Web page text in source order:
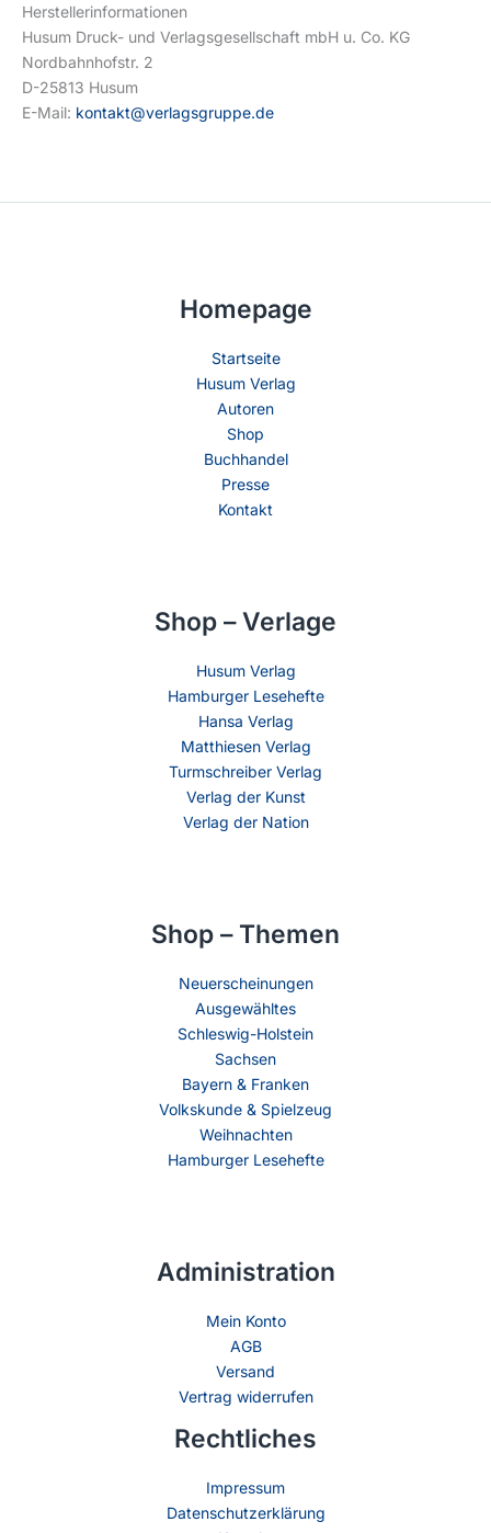
Herstellerinformationen
Husum Druck- und Verlagsgesellschaft mbH u. Co. KG
Nordbahnhofstr. 2
D-25813 Husum
E-Mail: kontakt@verlagsgruppe.de
Homepage
Startseite
Husum Verlag
Autoren
Shop
Buchhandel
Presse
Kontakt
Shop – Verlage
Husum Verlag
Hamburger Lesehefte
Hansa Verlag
Matthiesen Verlag
Turmschreiber Verlag
Verlag der Kunst
Verlag der Nation
Shop – Themen
Neuerscheinungen
Ausgewähltes
Schleswig-Holstein
Sachsen
Bayern & Franken
Volkskunde & Spielzeug
Weihnachten
Hamburger Lesehefte
Administration
Mein Konto
AGB
Versand
Vertrag widerrufen
Rechtliches
Impressum
Datenschutzerklärung